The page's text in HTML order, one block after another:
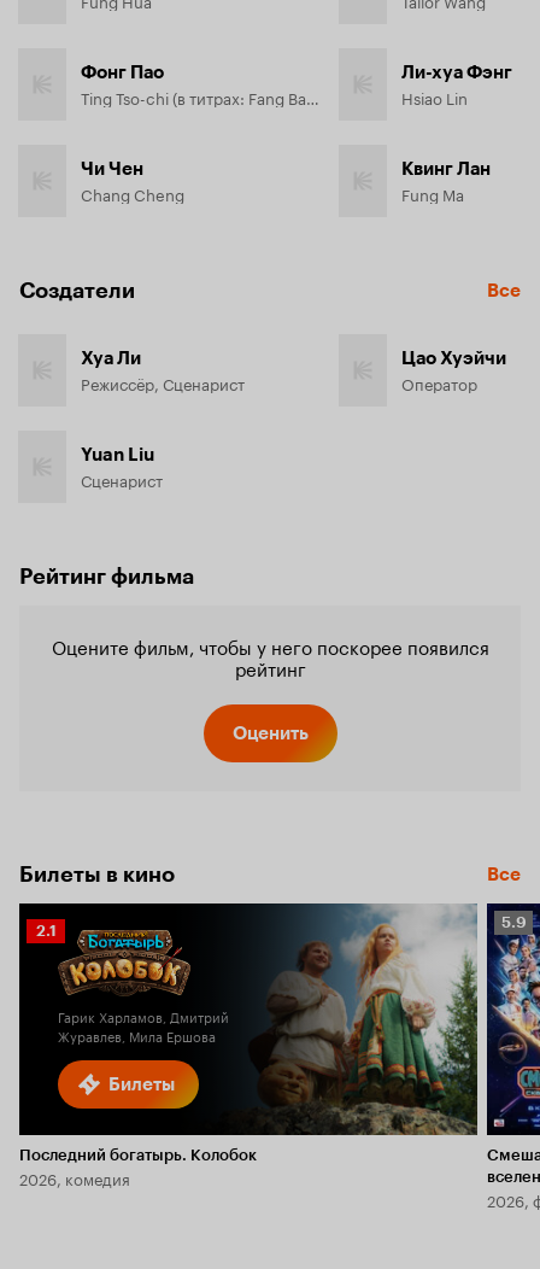
Фонг Пао
Ting Tso-chi (в титрах: Fang Bao)
Чи Чен
Chang Cheng
Ли-хуа Фэнг
Hsiao Lin
Квинг Лан
Fung Ma
Создатели Все
Хуа Ли
Режиссёр, Сценарист
Yuan Liu
Сценарист
Цао Хуэйчи
Оператор
Рейтинг фильма
Оцените фильм, чтобы у него поскорее появился
рейтинг
Оценить
Билеты в кино Все
Билеты
Рейтинг
Кинопоиска
2.1
Гарик Харламов, Дмитрий
Журавлев, Мила Ершова
Последний богатырь. Колобок
2026, комедия
5.9
5.9
2026,